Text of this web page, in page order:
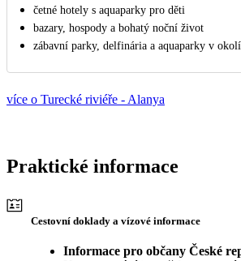
četné hotely s aquaparky pro děti
bazary, hospody a bohatý noční život
zábavní parky, delfinária a aquaparky v okolí
více o Turecké riviéře - Alanya
Praktické informace
Cestovní doklady a vízové informace
Informace pro občany České